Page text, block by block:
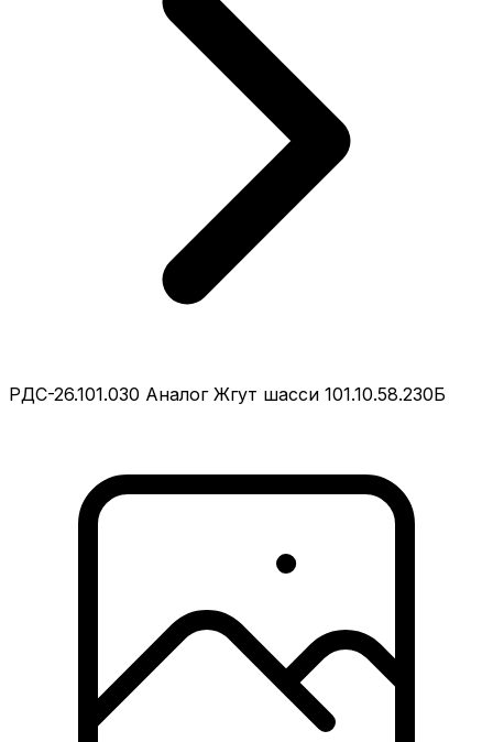
РДС-26.101.030 Аналог Жгут шасси 101.10.58.230Б